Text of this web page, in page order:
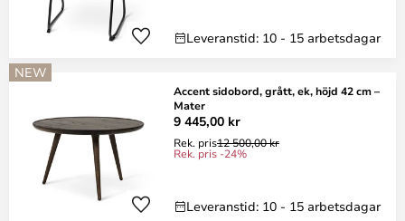
Leveranstid: 10 - 15 arbetsdagar
NEW
Accent sidobord, grått, ek, höjd 42 cm –
Mater
9 445,00 kr
Rek. pris12 500,00 kr
Rek. pris -24%
Leveranstid: 10 - 15 arbetsdagar